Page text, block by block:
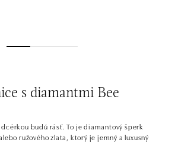
s diamantmi Bee
budú rásť. To je diamantový šperk
ružového zlata, ktorý je jemný a luxusný